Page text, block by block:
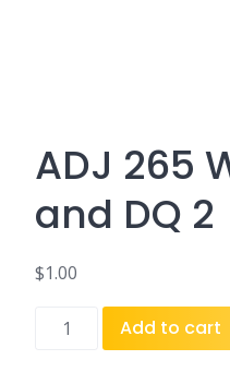
ADJ 265
and DQ 2
$1.00
Add to cart